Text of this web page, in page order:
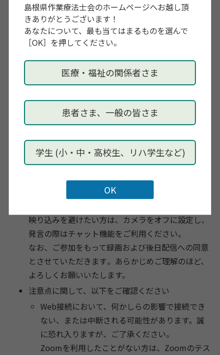
島根県作業療法士会のホームページへお越し頂
きありがとうございます！
あなたについて、最も当てはまるものを選んで
［OK］を押してください。
医療・福祉の関係者さま
患者さま、一般の皆さま
学生 (小・中・高校生、リハ学生など)
院、作業療法士）
司会：早川 裕子 先生（横浜市立脳卒中・神経脊
椎センター、作業療法士）
19：40 Case Study 質疑応答
20：40 まとめ
20：50 終了
申し込み後のキャンセルによる返金は致しかねます
ので、ご理解ご了承ください。
録画と配信についてのご案内
本研修会は、 当日ご参加いただけなかった方や復習
を希望される方のために、録画を行い、参加者限
定・期間限定での配信を予定しております。
録画には、講師の説明のほか、参加者の映像・音
映り込みを避けたい方は、カメラをオフに設定し、
発言の際はチャット機能をご利用ください。
なお、 ご参加をもって録画および後日配信への同意
とさせていただきます。あらかじめご理解のほど、
よろしくお願いいたします。
注意点に関して、以下をご確認ください
Web接続において、何かしらの影響で接続でき
ない、 または中断される可能性があります。誠
に恐れ入りますが、 ご了承ください。
Zoomを利用したことがない方は、 Zoomのテス